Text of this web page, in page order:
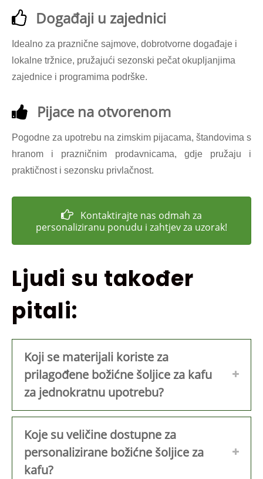
Događaji u zajednici
Idealno za praznične sajmove, dobrotvorne događaje i
lokalne tržnice, pružajući sezonski pečat okupljanjima
zajednice i programima podrške.
Pijace na otvorenom
Pogodne za upotrebu na zimskim pijacama, štandovima s
hranom i prazničnim prodavnicama, gdje pružaju i
praktičnost i sezonsku privlačnost.
Kontaktirajte nas odmah za
personaliziranu ponudu i zahtjev za uzorak!
Ljudi su također
pitali:
Koji se materijali koriste za
prilagođene božićne šoljice za kafu
za jednokratnu upotrebu?
Koje su veličine dostupne za
personalizirane božićne šoljice za
kafu?